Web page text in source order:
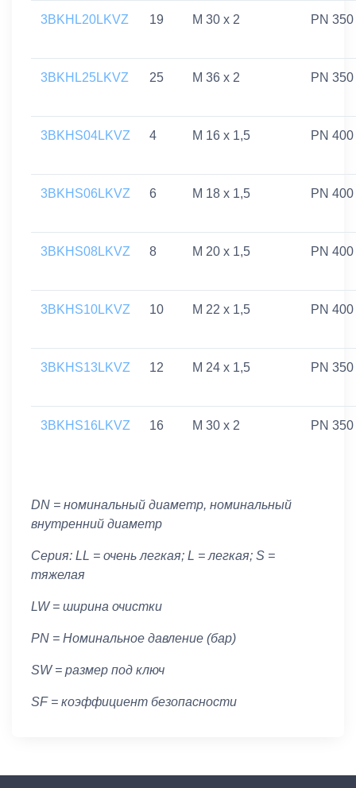
3BKHL20LKVZ 19 M 30 x 2 PN 350
3BKHL25LKVZ 25 M 36 x 2 PN 350
3BKHS04LKVZ 4 M 16 x 1,5 PN 400
3BKHS06LKVZ 6 M 18 x 1,5 PN 400
3BKHS08LKVZ 8 M 20 x 1,5 PN 400
3BKHS10LKVZ 10 M 22 x 1,5 PN 400
3BKHS13LKVZ 12 M 24 x 1,5 PN 350
3BKHS16LKVZ 16 M 30 x 2 PN 350
DN = номинальный диаметр, номинальный
внутренний диаметр
Серия: LL = очень легкая; L = легкая; S =
тяжелая
LW = ширина очистки
PN = Номинальное давление (бар)
SW = размер под ключ
SF = коэффициент безопасности